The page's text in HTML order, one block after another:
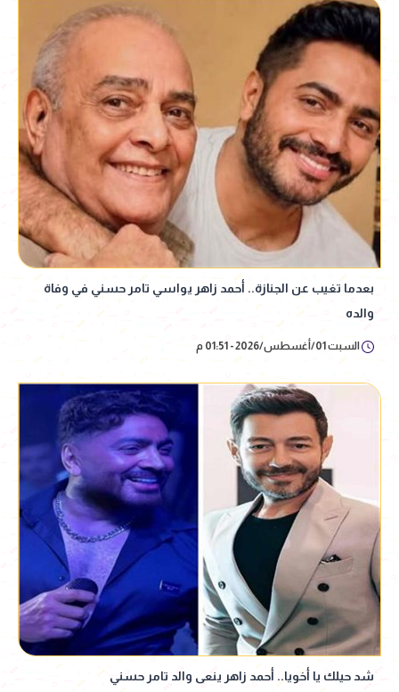
بعدما تغيب عن الجنازة.. أحمد زاهر يواسي تامر حسني في وفاة
والده
السبت 01/أغسطس/2026 - 01:51 م
شد حيلك يا أخويا.. أحمد زاهر ينعى والد تامر حسني